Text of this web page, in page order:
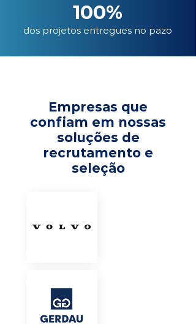
100%
dos projetos entregues no pazo
Empresas que
confiam em nossas
soluções de
recrutamento e
seleção